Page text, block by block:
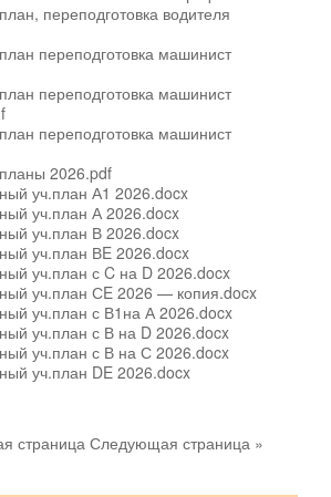
переподготовка водителя
переподготовка машинист
переподготовка машинист
переподготовка машинист
2026.pdf
уч.план А1 2026.docx
уч.план А 2026.docx
уч.план В 2026.docx
уч.план ВE 2026.docx
уч.план с C на D 2026.docx
уч.план СE 2026 — копия.docx
уч.план с В1на А 2026.docx
уч.план с В на D 2026.docx
уч.план с В на С 2026.docx
уч.план DE 2026.docx
страница Следующая страница »